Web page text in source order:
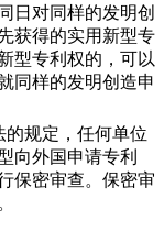
日对同样的发明创
获得的实用新型专
型专利权的，可以
同样的发明创造申
规定，任何单位
向外国申请专利
保密审查。保密审